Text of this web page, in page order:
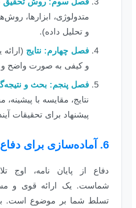
متدولوژی، ابزارها،
و تحلیل داده).
فصل چهارم: نتایج
و کیفی به صورت واضح و
فصل پنجم: بحث و
نتایج، مقایسه با
پیشنهاد برای تحقیقات
6. آماده‌سازی برای دفاع و ارائه موفق
دفاع از پایان نامه، اوج
شماست. یک ارائه قوی و
تسلط شما بر موضوع است.